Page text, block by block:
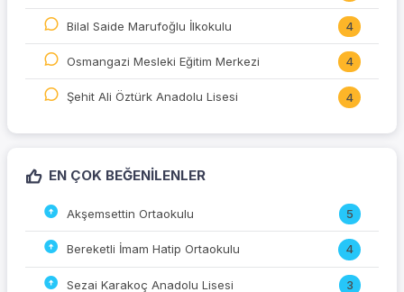
Bilal Saide Marufoğlu İlkokulu 4
Osmangazi Mesleki Eğitim Merkezi 4
Şehit Ali Öztürk Anadolu Lisesi 4
EN ÇOK BEĞENILENLER
Akşemsettin Ortaokulu 5
Bereketli İmam Hatip Ortaokulu 4
Sezai Karakoç Anadolu Lisesi 3